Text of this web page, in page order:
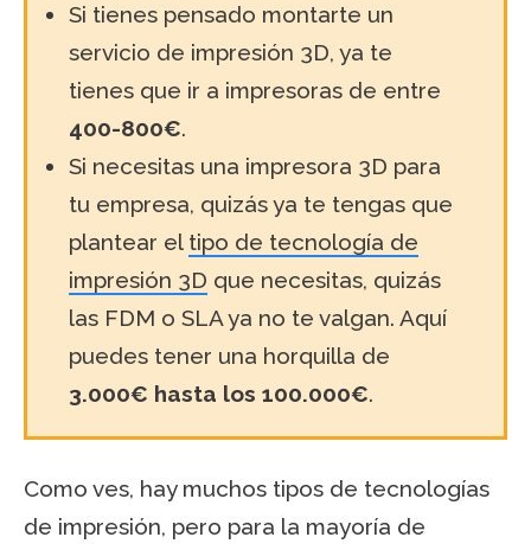
Si tienes pensado montarte un
servicio de impresión 3D, ya te
tienes que ir a impresoras de entre
400-800€.
Si necesitas una impresora 3D para
tu empresa, quizás ya te tengas que
plantear el tipo de tecnología de
impresión 3D que necesitas, quizás
las FDM o SLA ya no te valgan. Aquí
puedes tener una horquilla de
3.000€ hasta los 100.000€.
Como ves, hay muchos tipos de tecnologías
de impresión, pero para la mayoría de